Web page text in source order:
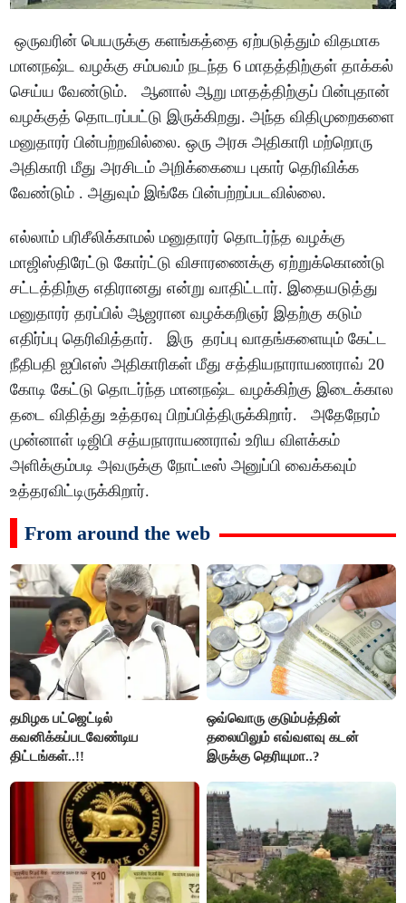
ஒருவரின் பெயருக்கு களங்கத்தை ஏற்படுத்தும் விதமாக
மானநஷ்ட வழக்கு சம்பவம் நடந்த 6 மாதத்திற்குள் தாக்கல்
செய்ய வேண்டும். ஆனால் ஆறு மாதத்திற்குப் பின்புதான்
வழக்குத் தொடரப்பட்டு இருக்கிறது. அந்த விதிமுறைகளை
மனுதாரர் பின்பற்றவில்லை. ஒரு அரசு அதிகாரி மற்றொரு
அதிகாரி மீது அரசிடம் அறிக்கையை புகார் தெரிவிக்க
வேண்டும் . அதுவும் இங்கே பின்பற்றப்படவில்லை.
எல்லாம் பரிசீலிக்காமல் மனுதாரர் தொடர்ந்த வழக்கு
மாஜிஸ்திரேட்டு கோர்ட்டு விசாரணைக்கு ஏற்றுக்கொண்டு
சட்டத்திற்கு எதிரானது என்று வாதிட்டார். இதையடுத்து
மனுதாரர் தரப்பில் ஆஜரான வழக்கறிஞர் இதற்கு கடும்
எதிர்ப்பு தெரிவித்தார். இரு தரப்பு வாதங்களையும் கேட்ட
நீதிபதி ஐபிஎஸ் அதிகாரிகள் மீது சத்தியநாராயணராவ் 20
கோடி கேட்டு தொடர்ந்த மானநஷ்ட வழக்கிற்கு இடைக்கால
தடை விதித்து உத்தரவு பிறப்பித்திருக்கிறார். அதேநேரம்
முன்னாள் டிஜிபி சத்யநாராயணராவ் உரிய விளக்கம்
அளிக்கும்படி அவருக்கு நோட்டீஸ் அனுப்பி வைக்கவும்
உத்தரவிட்டிருக்கிறார்.
From around the web
தமிழக பட்ஜெட்டில்
கவனிக்கப்படவேண்டிய
திட்டங்கள்..!!
ஒவ்வொரு குடும்பத்தின்
தலையிலும் எவ்வளவு கடன்
இருக்கு தெரியுமா..?